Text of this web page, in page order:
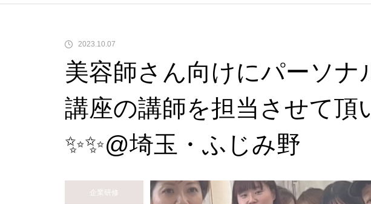
2023.10.07
美容師さん向けにパーソナ
講座の講師を担当させて頂
✨✨@埼玉・ふじみ野
企業研修